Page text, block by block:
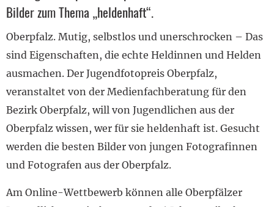
Bilder zum Thema „heldenhaft“.
Oberpfalz. Mutig, selbstlos und unerschrocken – Das
sind Eigenschaften, die echte Heldinnen und Helden
ausmachen. Der Jugendfotopreis Oberpfalz,
veranstaltet von der Medienfachberatung für den
Bezirk Oberpfalz, will von Jugendlichen aus der
Oberpfalz wissen, wer für sie heldenhaft ist. Gesucht
werden die besten Bilder von jungen Fotografinnen
und Fotografen aus der Oberpfalz.
Am Online-Wettbewerb können alle Oberpfälzer